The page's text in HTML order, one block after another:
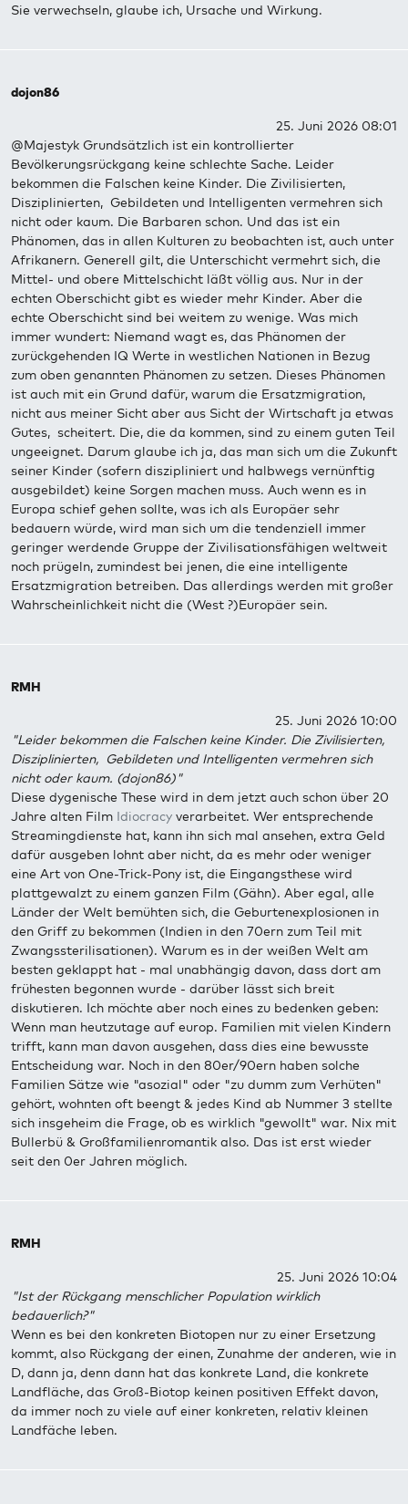
Sie verwechseln, glaube ich, Ursache und Wirkung.
dojon86
25. Juni 2026 08:01
@Majestyk Grundsätzlich ist ein kontrollierter
Bevölkerungsrückgang keine schlechte Sache. Leider
bekommen die Falschen keine Kinder. Die Zivilisierten,
Disziplinierten, Gebildeten und Intelligenten vermehren sich
nicht oder kaum. Die Barbaren schon. Und das ist ein
Phänomen, das in allen Kulturen zu beobachten ist, auch unter
Afrikanern. Generell gilt, die Unterschicht vermehrt sich, die
Mittel- und obere Mittelschicht läßt völlig aus. Nur in der
echten Oberschicht gibt es wieder mehr Kinder. Aber die
echte Oberschicht sind bei weitem zu wenige. Was mich
immer wundert: Niemand wagt es, das Phänomen der
zurückgehenden IQ Werte in westlichen Nationen in Bezug
zum oben genannten Phänomen zu setzen. Dieses Phänomen
ist auch mit ein Grund dafür, warum die Ersatzmigration,
nicht aus meiner Sicht aber aus Sicht der Wirtschaft ja etwas
Gutes, scheitert. Die, die da kommen, sind zu einem guten Teil
ungeeignet. Darum glaube ich ja, das man sich um die Zukunft
seiner Kinder (sofern diszipliniert und halbwegs vernünftig
ausgebildet) keine Sorgen machen muss. Auch wenn es in
Europa schief gehen sollte, was ich als Europäer sehr
bedauern würde, wird man sich um die tendenziell immer
geringer werdende Gruppe der Zivilisationsfähigen weltweit
noch prügeln, zumindest bei jenen, die eine intelligente
Ersatzmigration betreiben. Das allerdings werden mit großer
Wahrscheinlichkeit nicht die (West ?)Europäer sein.
RMH
25. Juni 2026 10:00
"Leider bekommen die Falschen keine Kinder. Die Zivilisierten,
Disziplinierten, Gebildeten und Intelligenten vermehren sich
nicht oder kaum. (dojon86)"
Diese dygenische These wird in dem jetzt auch schon über 20
Jahre alten Film Idiocracy verarbeitet. Wer entsprechende
Streamingdienste hat, kann ihn sich mal ansehen, extra Geld
dafür ausgeben lohnt aber nicht, da es mehr oder weniger
eine Art von One-Trick-Pony ist, die Eingangsthese wird
plattgewalzt zu einem ganzen Film (Gähn). Aber egal, alle
Länder der Welt bemühten sich, die Geburtenexplosionen in
den Griff zu bekommen (Indien in den 70ern zum Teil mit
Zwangssterilisationen). Warum es in der weißen Welt am
besten geklappt hat - mal unabhängig davon, dass dort am
frühesten begonnen wurde - darüber lässt sich breit
diskutieren. Ich möchte aber noch eines zu bedenken geben:
Wenn man heutzutage auf europ. Familien mit vielen Kindern
trifft, kann man davon ausgehen, dass dies eine bewusste
Entscheidung war. Noch in den 80er/90ern haben solche
Familien Sätze wie "asozial" oder "zu dumm zum Verhüten"
gehört, wohnten oft beengt & jedes Kind ab Nummer 3 stellte
sich insgeheim die Frage, ob es wirklich "gewollt" war. Nix mit
Bullerbü & Großfamilienromantik also. Das ist erst wieder
seit den 0er Jahren möglich.
RMH
25. Juni 2026 10:04
"Ist der Rückgang menschlicher Population wirklich
bedauerlich?"
Wenn es bei den konkreten Biotopen nur zu einer Ersetzung
kommt, also Rückgang der einen, Zunahme der anderen, wie in
D, dann ja, denn dann hat das konkrete Land, die konkrete
Landfläche, das Groß-Biotop keinen positiven Effekt davon,
da immer noch zu viele auf einer konkreten, relativ kleinen
Landfäche leben.